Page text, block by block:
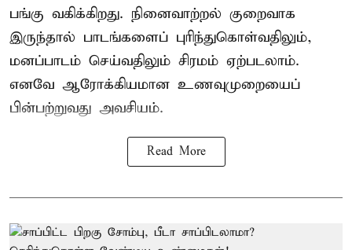
பங்கு வகிக்கிறது. நினைவாற்றல் குறைவாக
இருந்தால் பாடங்களைப் புரிந்துகொள்வதிலும்,
மனப்பாடம் செய்வதிலும் சிரமம் ஏற்படலாம்.
எனவே ஆரோக்கியமான உணவுமுறையைப்
பின்பற்றுவது அவசியம்.
Read More